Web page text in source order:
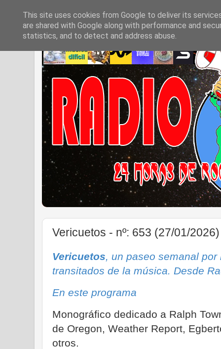
Vericuetos - nº: 653 (27/01/2026)
Vericuetos, un paseo semanal
transitados de la música. Desde
En este programa
Monográfico dedicado a Ralph
de Oregon, Weather Report,
otros.
This site uses cookies from Google to deliver its
are shared with Google along with performance and
statistics, and to detect and address abuse.